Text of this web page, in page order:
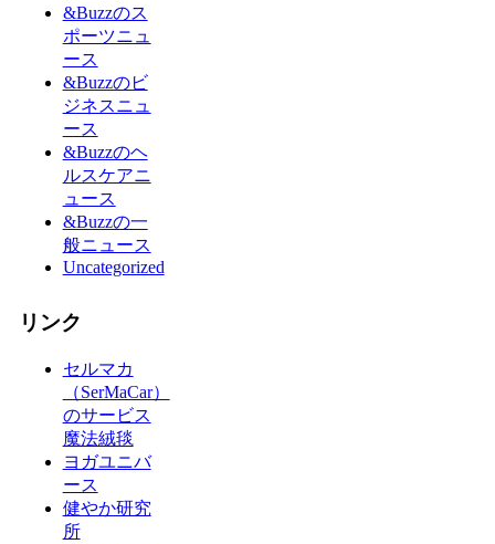
&Buzzのス
ポーツニュ
ース
&Buzzのビ
ジネスニュ
ース
&Buzzのヘ
ルスケアニ
ュース
&Buzzの一
般ニュース
Uncategorized
リンク
セルマカ
（SerMaCar）
のサービス
魔法絨毯
ヨガユニバ
ース
健やか研究
所